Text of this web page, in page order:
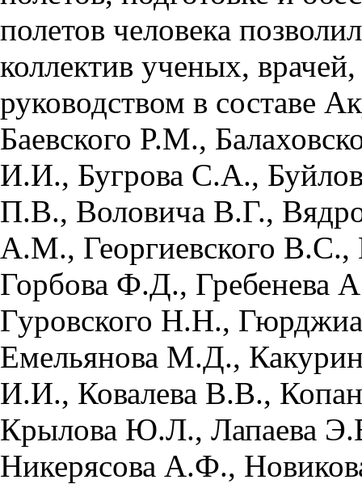
полетов человека
коллектив ученых,
руководством в составе
Баевского P.M.,
И.И., Бугрова С.А.,
П.В., Воловича В.Г.,
А.М., Георгиевского
Горбова Ф.Д., Гребенева
Гуровского Н.Н.,
Емельянова М.Д.,
И.И., Ковалева В.В.,
Крылова Ю.Л., Лапаева
Никерясова А.Ф.,